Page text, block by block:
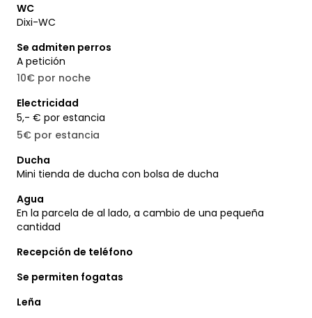
WC
Dixi-WC
Se admiten perros
A petición
10€ por noche
Electricidad
5,- € por estancia
5€ por estancia
Ducha
Mini tienda de ducha con bolsa de ducha
Agua
En la parcela de al lado, a cambio de una pequeña
cantidad
Recepción de teléfono
Se permiten fogatas
Leña